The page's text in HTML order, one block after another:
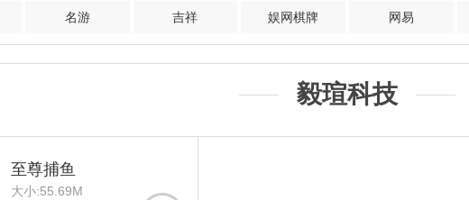
名游 吉祥 娱网棋牌 网易
毅瑄科技
至尊捕鱼
大小:55.69M